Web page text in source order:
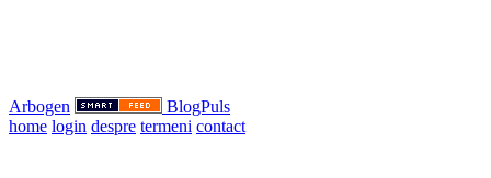
Arbogen
BlogPuls
home login despre termeni contact